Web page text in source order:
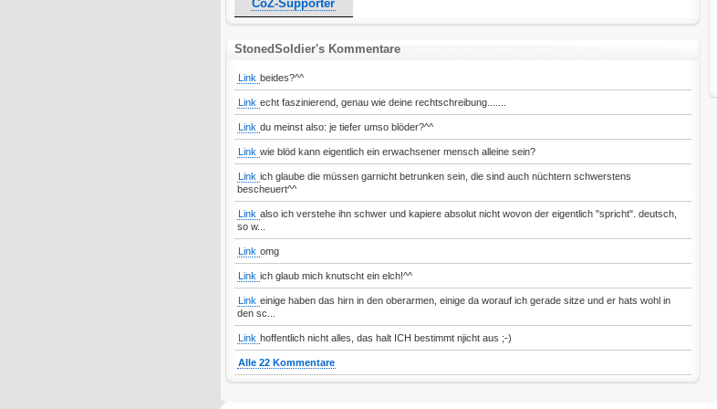
CoZ-Supporter
StonedSoldier's Kommentare
Link beides?^^
Link echt faszinierend, genau wie deine rechtschreibung.......
Link du meinst also: je tiefer umso blöder?^^
Link wie blöd kann eigentlich ein erwachsener mensch alleine sein?
Link ich glaube die müssen garnicht betrunken sein, die sind auch nüchtern schwerstens
bescheuert^^
Link also ich verstehe ihn schwer und kapiere absolut nicht wovon der eigentlich "spricht". deutsch,
so w...
Link omg
Link ich glaub mich knutscht ein elch!^^
Link einige haben das hirn in den oberarmen, einige da worauf ich gerade sitze und er hats wohl in
den sc...
Link hoffentlich nicht alles, das halt ICH bestimmt njicht aus ;-)
Alle 22 Kommentare